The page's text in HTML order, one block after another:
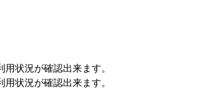
状況が確認出来ます。
状況が確認出来ます。